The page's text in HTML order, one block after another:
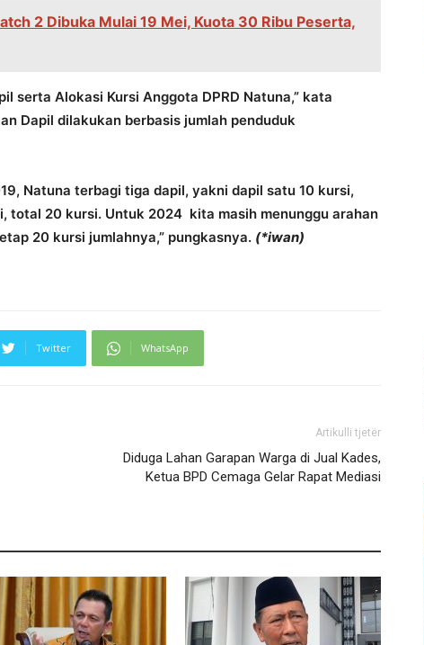
2 Dibuka Mulai 19 Mei, Kuota 30 Ribu Peserta,
serta Alokasi Kursi Anggota DPRD Natuna,” kata
Dapil dilakukan berbasis jumlah penduduk
Natuna terbagi tiga dapil, yakni dapil satu 10 kursi,
total 20 kursi. Untuk 2024 kita masih menunggu arahan
20 kursi jumlahnya,” pungkasnya. (*iwan)
Twitter WhatsApp
Artikulli tjetër
Diduga Lahan Garapan Warga di Jual Kades,
Ketua BPD Cemaga Gelar Rapat Mediasi